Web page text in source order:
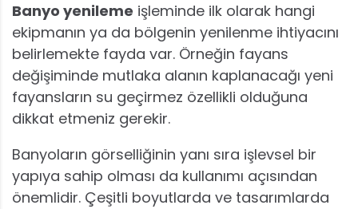
Banyo yenileme işleminde ilk olarak hangi
ekipmanın ya da bölgenin yenilenme ihtiyacını
belirlemekte fayda var. Örneğin fayans
değişiminde mutlaka alanın kaplanacağı yeni
fayansların su geçirmez özellikli olduğuna
dikkat etmeniz gerekir.
Banyoların görselliğinin yanı sıra işlevsel bir
yapıya sahip olması da kullanımı açısından
önemlidir. Çeşitli boyutlarda ve tasarımlarda